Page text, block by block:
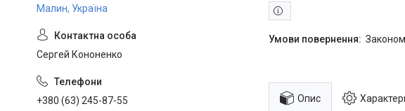
Опис
Малин, Україна
Сергей Кононенко
+380 (63) 245-87-55